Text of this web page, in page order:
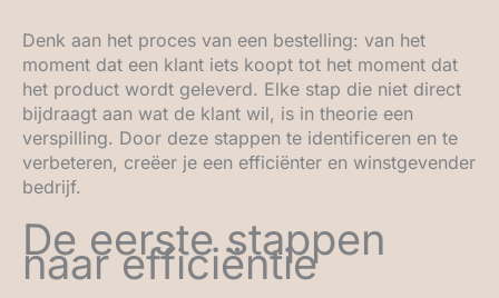
Denk aan het proces van een bestelling: van het
moment dat een klant iets koopt tot het moment dat
het product wordt geleverd. Elke stap die niet direct
bijdraagt aan wat de klant wil, is in theorie een
verspilling. Door deze stappen te identificeren en te
verbeteren, creëer je een efficiënter en winstgevender
bedrijf.
De eerste stappen
naar efficiëntie